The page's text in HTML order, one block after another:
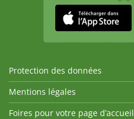
Protection des données
Mentions légales
Foires pour votre page d’accueil